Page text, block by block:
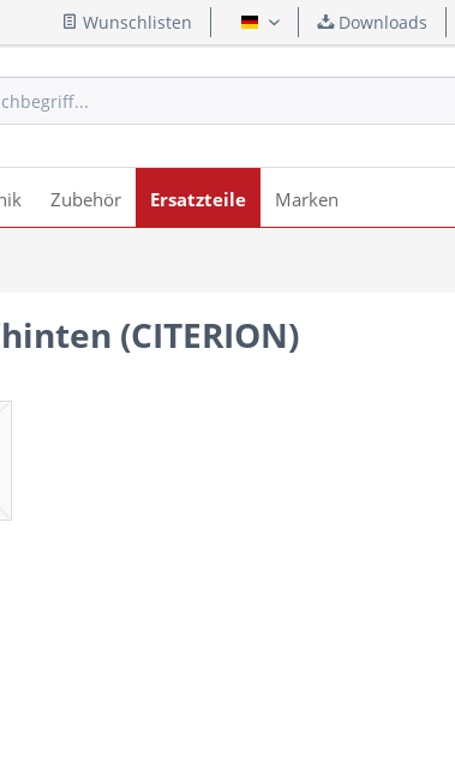
Wunschlisten Deutsch Downloads
Zubehör Ersatzteile Marken
(CITERION)